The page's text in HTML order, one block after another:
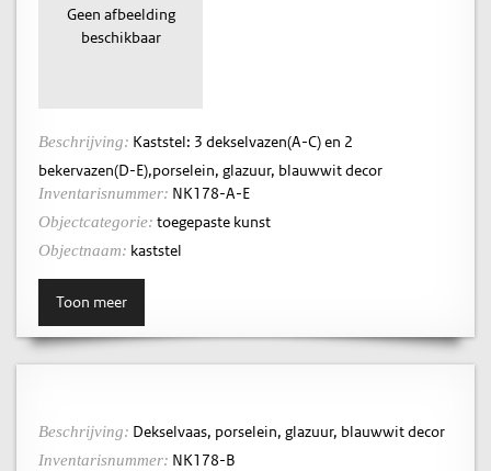
Geen afbeelding
beschikbaar
Beschrijving: Kaststel: 3 dekselvazen(A-C) en 2
bekervazen(D-E),porselein, glazuur, blauwwit decor
Inventarisnummer: NK178-A-E
Objectcategorie: toegepaste kunst
Objectnaam: kaststel
Toon meer
Beschrijving: Dekselvaas, porselein, glazuur, blauwwit decor
Inventarisnummer: NK178-B